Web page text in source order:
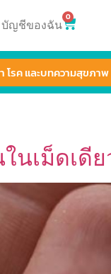
บัญชีของฉัน 0
โรค และบทความสุขภาพ
นเม็ดเดีย